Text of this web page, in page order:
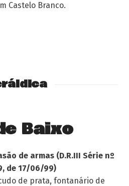
Castelo Branco.
Baixo
de armas (D.R.III Série nº
de 17/06/99)
de prata, fontanário de